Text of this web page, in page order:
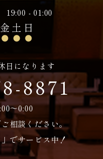
19:00 - 01:00
金 土 日
日になります
8871
～0:00
相談ください。
でサービス中！